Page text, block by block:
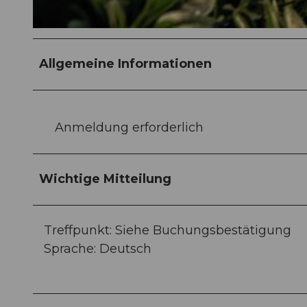
Allgemeine Informationen
Anmeldung erforderlich
Wichtige Mitteilung
Treffpunkt: Siehe Buchungsbestätigung
Sprache: Deutsch